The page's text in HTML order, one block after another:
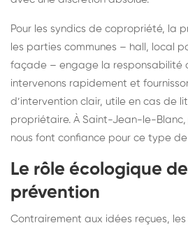
Pour les syndics de copropriété, la
les parties communes – hall, local
façade – engage la responsabilité
intervenons rapidement et
d’intervention clair, utile en cas de
propriétaire. À Saint-Jean-le-
nous font confiance pour ce type
Le rôle écologique
prévention
Contrairement aux idées reçues,